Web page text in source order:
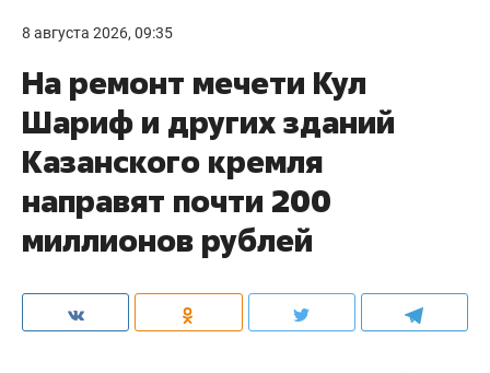
8 августа 2026, 09:35
На ремонт мечети Кул
Шариф и других зданий
Казанского кремля
направят почти 200
миллионов рублей